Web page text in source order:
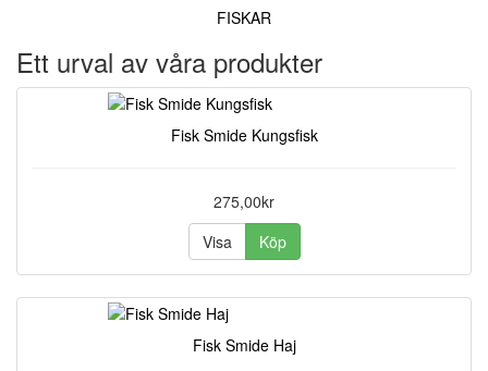
FISKAR
Ett urval av våra produkter
Fisk Smide Kungsfisk
275,00kr
Visa
Köp
Fisk Smide Haj